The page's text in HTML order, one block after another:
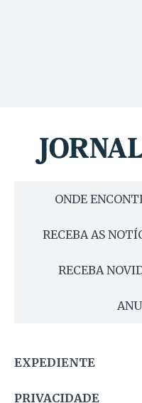
ONDE
RECEBA AS
RECEBA
EXPEDIENTE
PRIVACIDADE